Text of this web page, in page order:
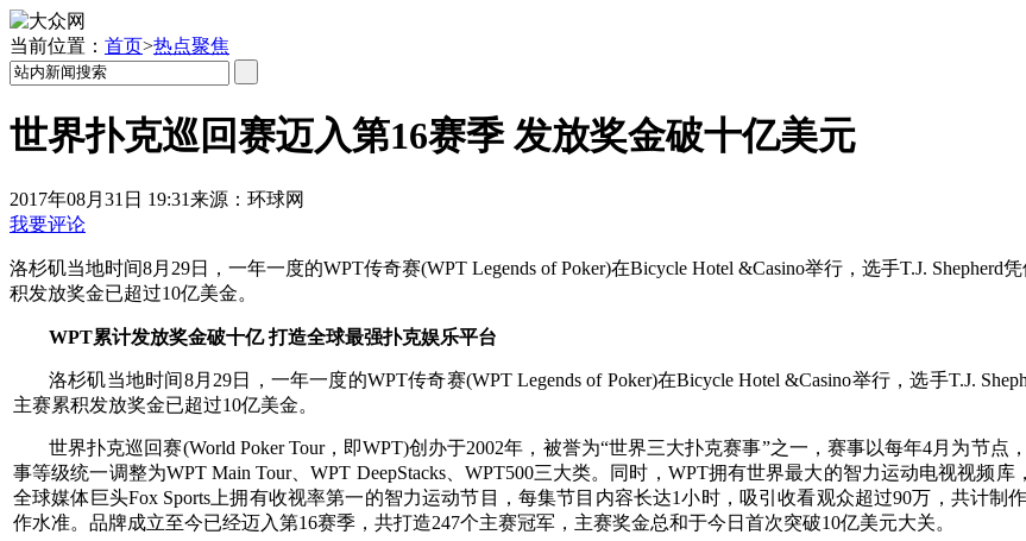
当前位置： 首页>热点聚焦
世界扑克巡回赛迈入第16赛季 发放奖金破十亿美元
2017年08月31日 19:31来源： 环球网
我要评论
洛杉矶当地时间8月29日，一年一度的WPT传奇赛(WPT Legends of Poker)在Bicycle Hotel &Casino举行，选手T.J.
积发放奖金已超过10亿美金。
WPT累计发放奖金破十亿 打造全球最强扑克娱乐平台
洛杉矶当地时间8月29日，一年一度的WPT传奇赛(WPT Legends of Poker)在Bicycle Hotel &Casino举行，选手T.J.
主赛累积发放奖金已超过10亿美金。
世界扑克巡回赛(World Poker Tour，即WPT)创办于2002年，被誉为“世界三大扑克赛事”之一，赛事以每年4月为节
事等级统一调整为WPT Main Tour、WPT DeepStacks、WPT500三大类。同时，WPT拥有世界最大的智力运动电视视频
全球媒体巨头Fox Sports上拥有收视率第一的智力运动节目，每集节目内容长达1小时，吸引收看观众超过90万，共计
作水准。品牌成立至今已经迈入第16赛季，共打造247个主赛冠军，主赛奖金总和于今日首次突破10亿美元大关。